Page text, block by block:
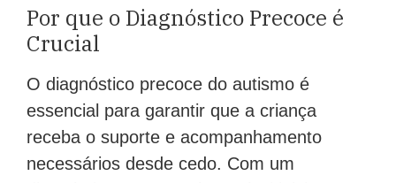
Por que o Diagnóstico Precoce é
Crucial
O diagnóstico precoce do autismo é
essencial para garantir que a criança
receba o suporte e acompanhamento
necessários desde cedo. Com um